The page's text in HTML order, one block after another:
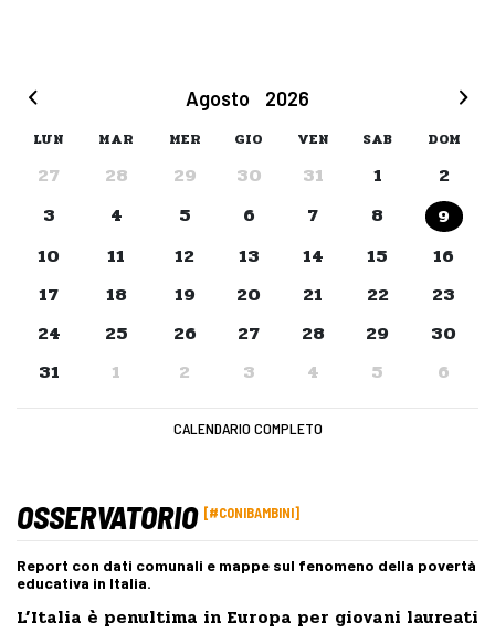
Agosto 2026
LUN MAR MER GIO VEN SAB DOM
27 28 29 30 31 1
2
3
4 5 6 7 8
9
10
11 12 13 14 15
16
17
18 19 20 21 22
23
24
25 26 27 28 29
30
31
1 2 3 4 5 6
CALENDARIO COMPLETO
OSSERVATORIO #CONIBAMBINI
Report con dati comunali e mappe sul fenomeno della povertà
educativa in Italia.
L’Italia è penultima in Europa per giovani laureati